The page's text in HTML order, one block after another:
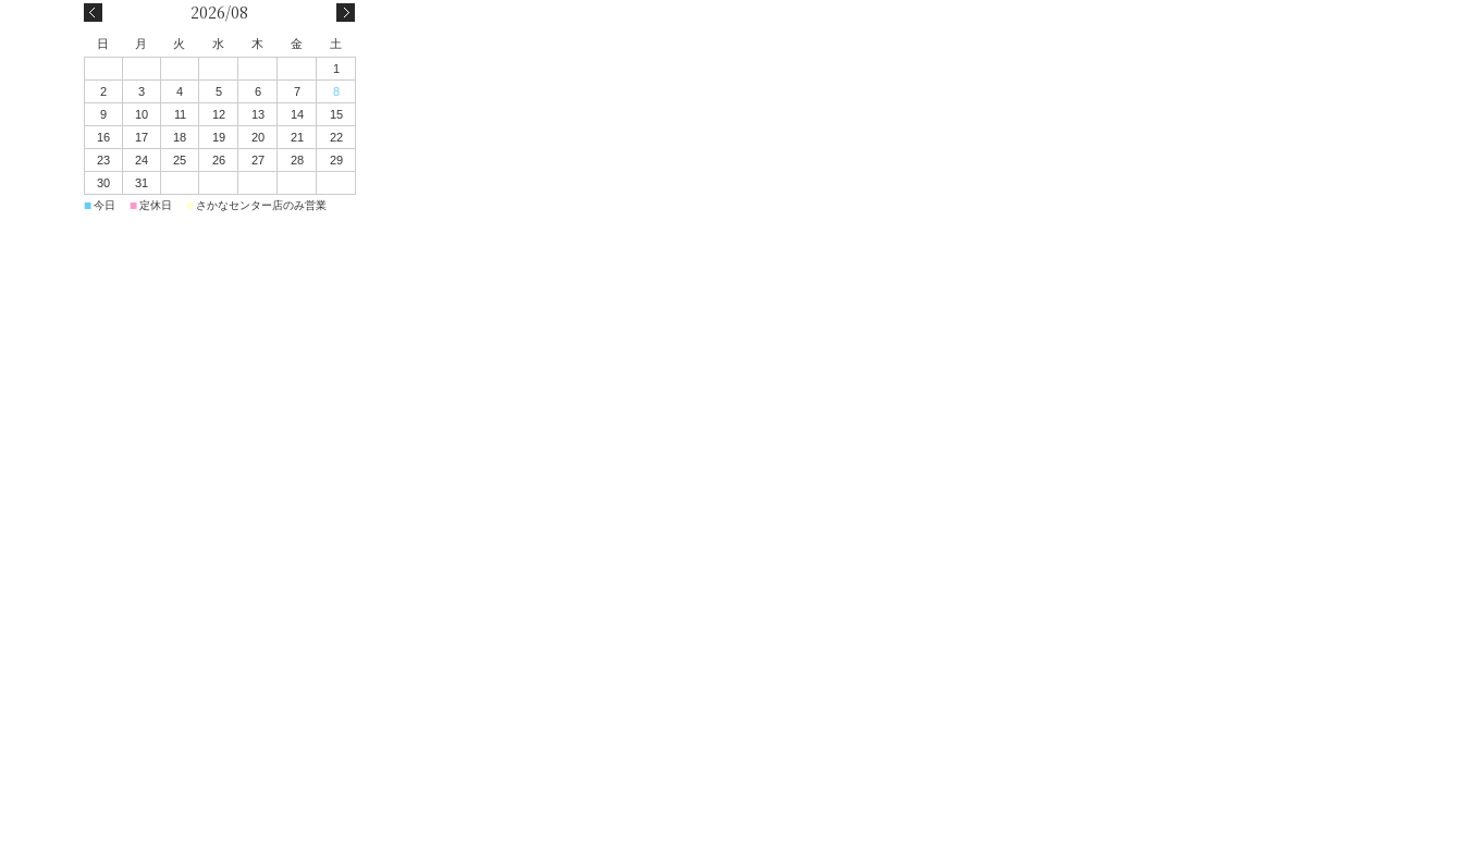
2026/08
日 月 火 水 木 金
土
1
2
3 4 5 6 7
8
9
10 11 12 13 14
15
16
17 18 19 20 21
22
23
24 25 26 27 28
29
30
31
■今日 ■定休日 ■ さかなセンター店のみ営業